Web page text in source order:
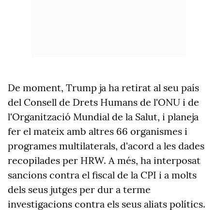
De moment, Trump ja ha retirat al seu país
del Consell de Drets Humans de l'ONU i de
l'Organització Mundial de la Salut, i planeja
fer el mateix amb altres 66 organismes i
programes multilaterals, d'acord a les dades
recopilades per HRW. A més, ha interposat
sancions contra el fiscal de la CPI i a molts
dels seus jutges per dur a terme
investigacions contra els seus aliats polítics.